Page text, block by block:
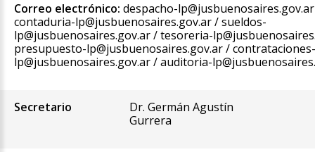
Correo electrónico: despacho-
contaduria-lp@jusbuenosaires.gov.ar / sueldos-
lp@jusbuenosaires.gov.ar / tesoreria-
presupuesto-lp@jusbuenosaires.gov.ar / contrataciones-
lp@jusbuenosaires.gov.ar / auditoria-
Secretario
Dr. Germán Agustín
Gurrera